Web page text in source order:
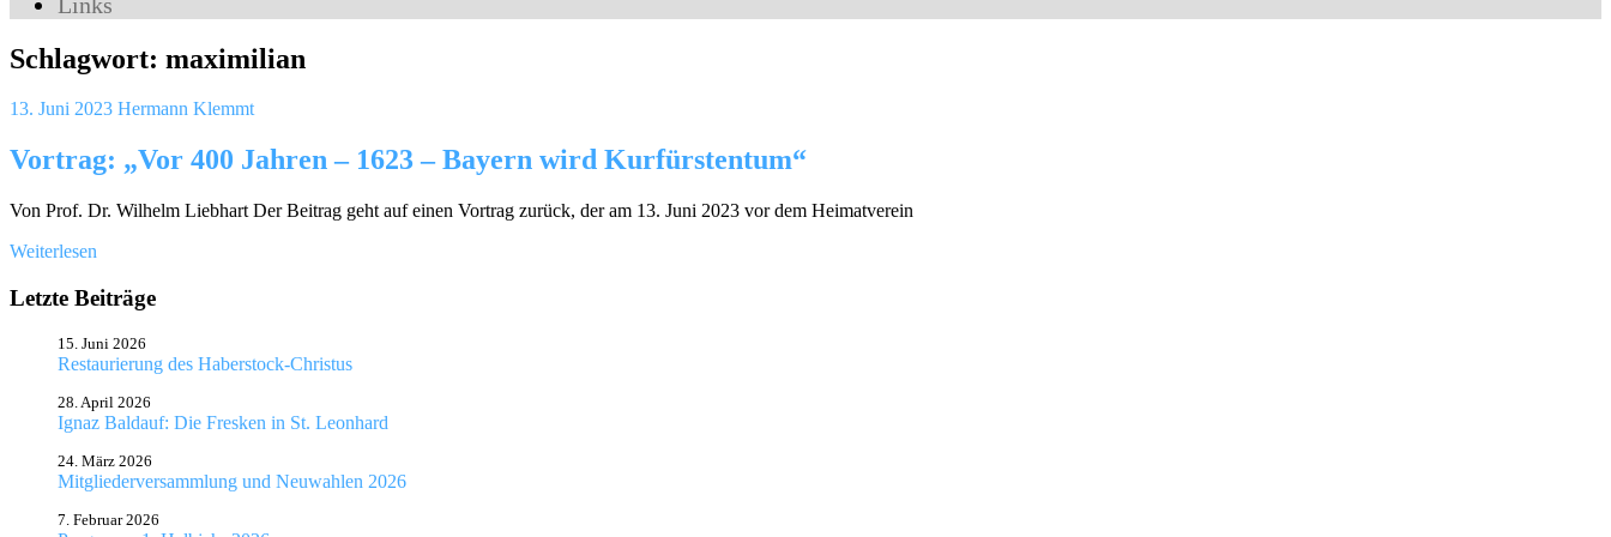
Schlagwort: maximilian
13. Juni 2023 Hermann Klemmt
Vortrag: „Vor 400 Jahren – 1623 – Bayern wird Kurfürstentum“
Von Prof. Dr. Wilhelm Liebhart Der Beitrag geht auf einen Vortrag zurück, der am 13. Juni 2023 vor dem Heimatverein
Weiterlesen
Letzte Beiträge
Restaurierung des Haberstock-Christus
15. Juni 2026
Ignaz Baldauf: Die Fresken in St. Leonhard
28. April 2026
Mitgliederversammlung und Neuwahlen 2026
24. März 2026
7. Februar 2026